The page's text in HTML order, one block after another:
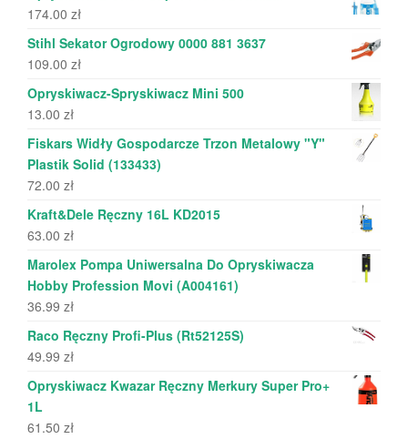
174.00 zł
Stihl Sekator Ogrodowy 0000 881 3637
109.00 zł
Opryskiwacz-Spryskiwacz Mini 500
13.00 zł
Fiskars Widły Gospodarcze Trzon Metalowy "Y"
Plastik Solid (133433)
72.00 zł
Kraft&Dele Ręczny 16L KD2015
63.00 zł
Marolex Pompa Uniwersalna Do Opryskiwacza
Hobby Profession Movi (A004161)
36.99 zł
Raco Ręczny Profi-Plus (Rt52125S)
49.99 zł
Opryskiwacz Kwazar Ręczny Merkury Super Pro+
1L
61.50 zł